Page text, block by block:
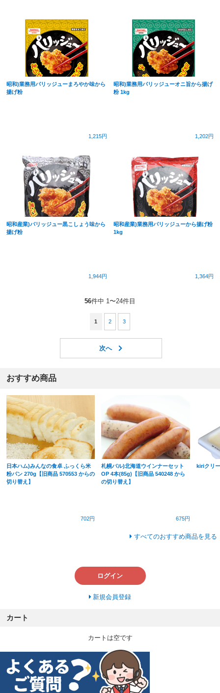
昭和)業務用パリッジューまろやか味から
揚げ粉
1,215円
昭和)業務用パリッジューオニ旨から揚げ
粉 1kg
1,202円
昭和産業)パリッジュー黒こしょう味から
揚げ粉
1,944円
昭和産業)業務用パリッジューから揚げ粉
1kg
1,364円
56件中 1〜24件目
1 2 3
おすすめ商品
日本ハム)みんなの食卓 ふっくら米
粉パン 270g【旧商品 570553 からの
切り替え】
702円
札幌バル)北海道ウインナーセット
OP 4本(85g)【旧商品 540248 から
の切り替え】
675円
kiriクリ
すべてのおすすめ商品を見る
ログイン
新規会員登録
カート
カートは空です